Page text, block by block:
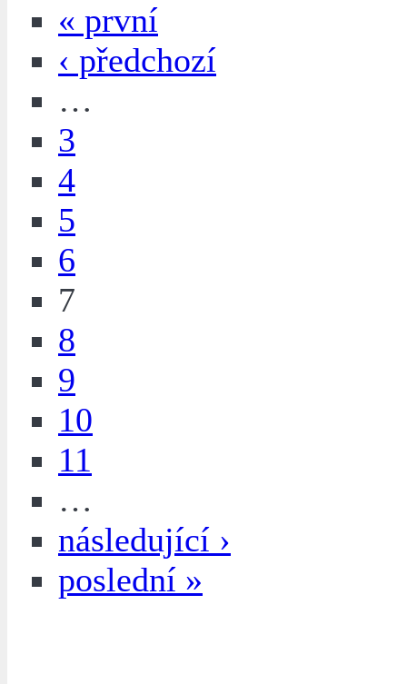
« první
‹ předchozí
…
3
4
5
6
7
8
9
10
11
…
následující ›
poslední »